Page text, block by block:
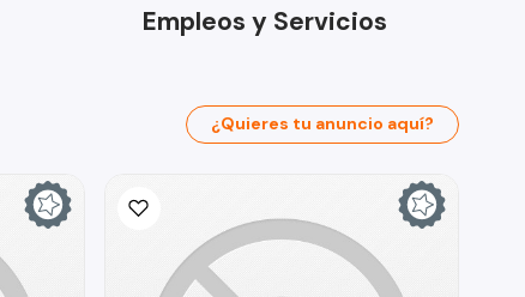
Empleos y Servicios
¿Quieres tu anuncio aquí?